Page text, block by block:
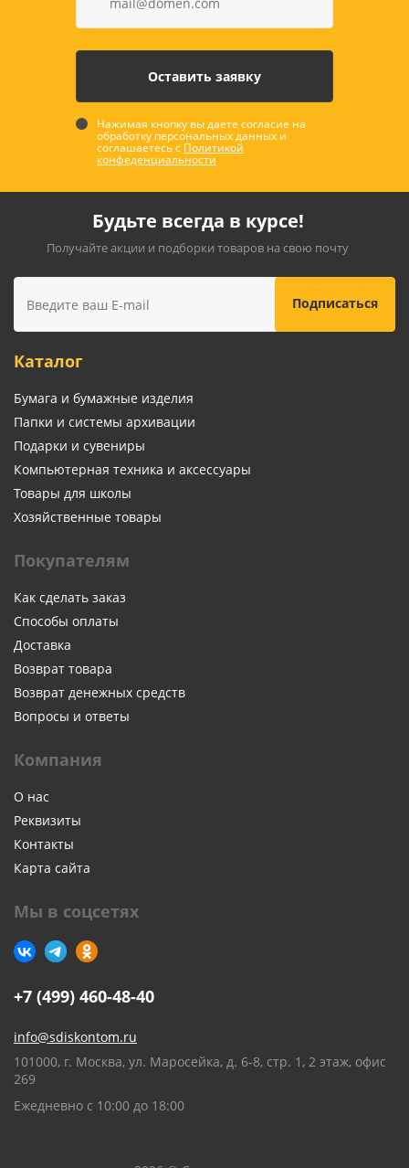
Нажимая кнопку вы даете согласие на
обработку персональных данных и
соглашаетесь с Политикой
конфеденциальности
Будьте всегда в курсе!
Получайте акции и подборки товаров на свою почту
Каталог
Бумага и бумажные изделия
Папки и системы архивации
Подарки и сувениры
Компьютерная техника и аксессуары
Товары для школы
Хозяйственные товары
Покупателям
Как сделать заказ
Способы оплаты
Доставка
Возврат товара
Возврат денежных средств
Вопросы и ответы
Компания
О нас
Реквизиты
Контакты
Карта сайта
Мы в соцсетях
+7 (499) 460-48-40
info@sdiskontom.ru
101000, г. Москва, ул. Маросейка, д. 6-8, стр. 1, 2 этаж, офис
269
Ежедневно с 10:00 до 18:00